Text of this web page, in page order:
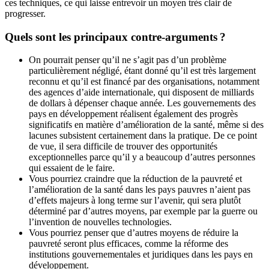
ces techniques, ce qui laisse entrevoir un moyen très clair de
progresser.
Quels sont les principaux contre-arguments ?
On pourrait penser qu’il ne s’agit pas d’un problème
particulièrement négligé, étant donné qu’il est très largement
reconnu et qu’il est financé par des organisations, notamment
des agences d’aide internationale, qui disposent de milliards
de dollars à dépenser chaque année. Les gouvernements des
pays en développement réalisent également des progrès
significatifs en matière d’amélioration de la santé, même si des
lacunes subsistent certainement dans la pratique. De ce point
de vue, il sera difficile de trouver des opportunités
exceptionnelles parce qu’il y a beaucoup d’autres personnes
qui essaient de le faire.
Vous pourriez craindre que la réduction de la pauvreté et
l’amélioration de la santé dans les pays pauvres n’aient pas
d’effets majeurs à long terme sur l’avenir, qui sera plutôt
déterminé par d’autres moyens, par exemple par la guerre ou
l’invention de nouvelles technologies.
Vous pourriez penser que d’autres moyens de réduire la
pauvreté seront plus efficaces, comme la réforme des
institutions gouvernementales et juridiques dans les pays en
développement.